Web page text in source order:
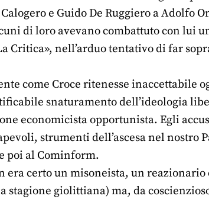
e Guido De Ruggiero a Adolfo
di loro avevano combattuto con lui
Critica», nell’arduo tentativo di far
come Croce ritenesse inaccettabile
snaturamento dell’ideologia
economicista opportunista. Egli
strumenti dell’ascesa nel nostro
poi al Cominform.
era certo un misoneista, un
stagione giolittiana) ma, da